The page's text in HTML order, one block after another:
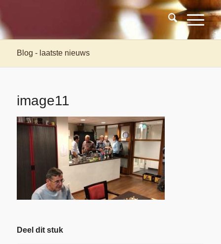
Blog - laatste nieuws
image11
Deel dit stuk